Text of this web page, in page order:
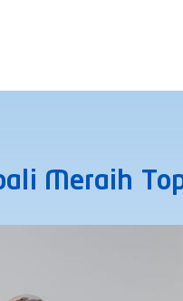
Meraih